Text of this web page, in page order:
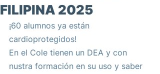
FILIPINA 2025
¡60 alumnos ya están
cardioprotegidos!
En el Cole tienen un DEA y con
nustra formación en su uso y saber